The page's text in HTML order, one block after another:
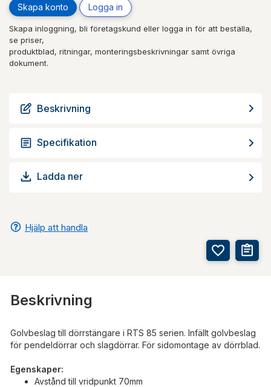
Skapa konto Logga in
Skapa inloggning, bli företagskund eller logga in för att beställa,
se priser,
produktblad, ritningar, monteringsbeskrivningar samt övriga
dokument.
Beskrivning
Specifikation
Ladda ner
Hjälp att handla
Beskrivning
Golvbeslag till dörrstängare i RTS 85 serien. Infällt golvbeslag
för pendeldörrar och slagdörrar. För sidomontage av dörrblad.
Egenskaper:
Avstånd till vridpunkt 70mm